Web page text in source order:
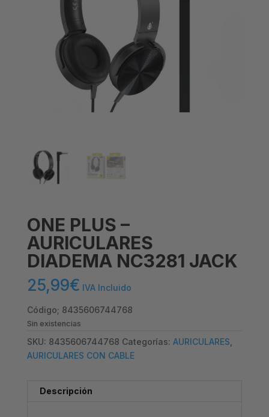
ONE PLUS –
AURICULARES
DIADEMA NC3281 JACK
25,99€ IVA Incluido
Código; 8435606744768
Sin existencias
SKU: 8435606744768 Categorías: AURICULARES
AURICULARES CON CABLE
Descripción